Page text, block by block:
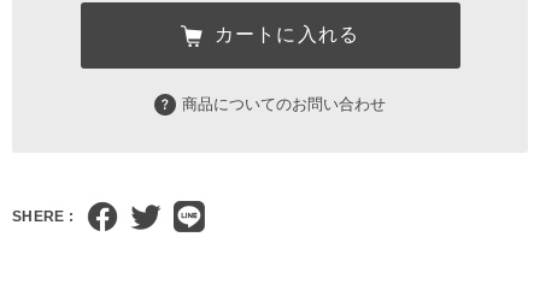
カートに入れる
商品についてのお問い合わせ
SHERE :